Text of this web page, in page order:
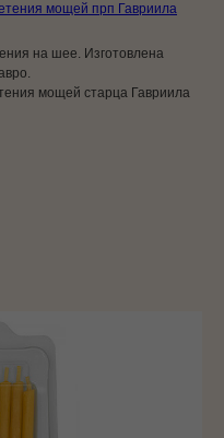
мощей прп Гавриила
на шее. Изготовлена
мощей старца Гавриила